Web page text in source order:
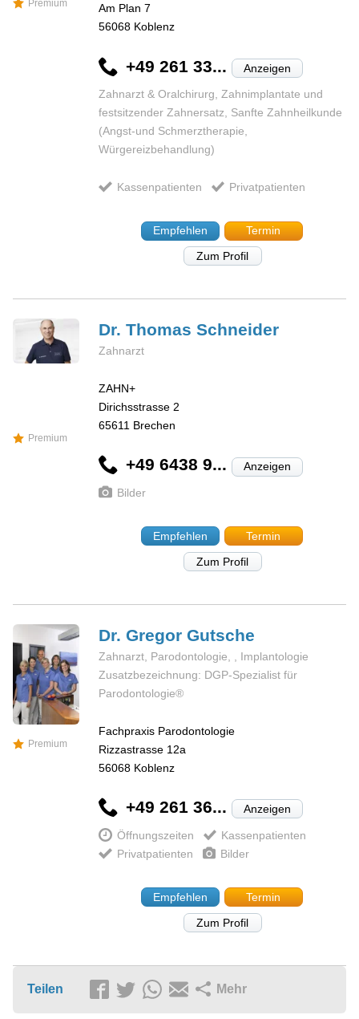
Premium
Am Plan 7
56068 Koblenz
+49 261 33... Anzeigen
Zahnarzt & Oralchirurg, Zahnimplantate und
festsitzender Zahnersatz, Sanfte Zahnheilkunde
(Angst-und Schmerztherapie,
Würgereizbehandlung)
Kassenpatienten Privatpatienten
Empfehlen
Termin
Zum Profil
Premium
Dr. ThomasSchneider
Zahnarzt
ZAHN+
Dirichsstrasse 2
65611 Brechen
+49 6438 9... Anzeigen
Bilder
Empfehlen
Termin
Zum Profil
Premium
Dr. GregorGutsche
Zahnarzt, Parodontologie, , Implantologie
Zusatzbezeichnung: DGP-Spezialist für
Parodontologie®
Fachpraxis Parodontologie
Rizzastrasse 12a
56068 Koblenz
+49 261 36... Anzeigen
Öffnungszeiten
Kassenpatienten
Privatpatienten
Bilder
Empfehlen
Termin
Zum Profil
Teilen Mehr